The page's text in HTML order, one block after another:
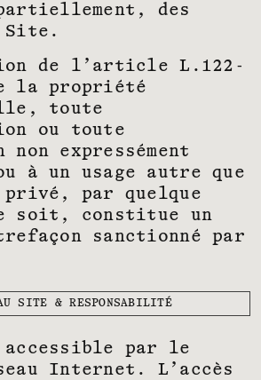
des
Site.
de l’article L.122-
la propriété
toute
ou toute
expressément
à un usage autre que
par quelque
soit, constitue un
sanctionné par
SITE & RESPONSABILITÉ
par le
Internet. L’accès